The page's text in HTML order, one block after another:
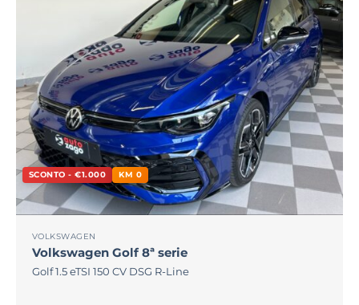
SCONTO - €1.000 KM 0
VOLKSWAGEN
Volkswagen Golf 8ª serie
Golf 1.5 eTSI 150 CV DSG R-Line